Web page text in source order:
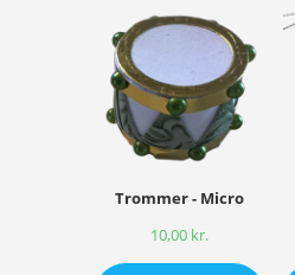
Trommer - Micro
10,00 kr.